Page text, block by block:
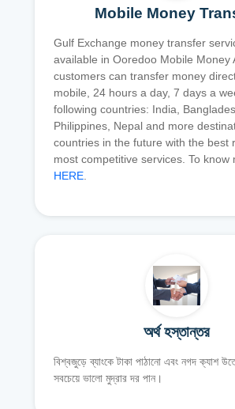
Mobile Money
Gulf Exchange money transfer
available in Ooredoo Mobile Money
customers can transfer money
mobile, 24 hours a day, 7 days a
following countries: India,
Philippines, Nepal and more
countries in the future with the best
most competitive services. To know
HERE.
অর্থ হস্তান্তর
বিশ্বজুড়ে ব্যাংকে টাকা পাঠানো এবং নগদ ক্যাশ
সবচেয়ে ভালো মুদ্রার দর পান।